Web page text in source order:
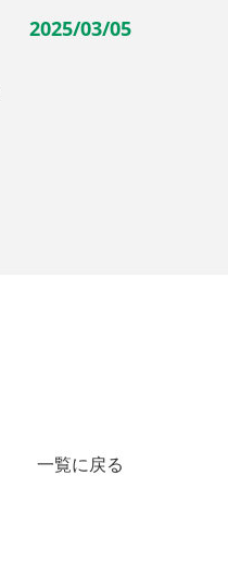
2025/03/05
一覧に戻る